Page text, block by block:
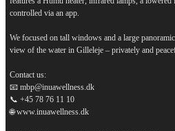
controlled via an app.
We focused on tall windows and a large
view of the water in Gilleleje – privately and
Contact us:
📧 mbp@inuawellness.dk
📞 +45 78 76 11 10
🌐 www.inuawellness.dk